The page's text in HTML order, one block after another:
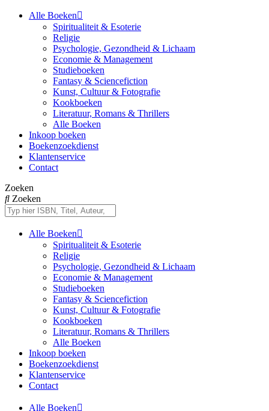
Alle Boeken
Spiritualiteit & Esoterie
Religie
Psychologie, Gezondheid & Lichaam
Economie & Management
Studieboeken
Fantasy & Sciencefiction
Kunst, Cultuur & Fotografie
Kookboeken
Literatuur, Romans & Thrillers
Alle Boeken
Inkoop boeken
Boekenzoekdienst
Klantenservice
Contact
Zoeken
Zoeken
Alle Boeken
Spiritualiteit & Esoterie
Religie
Psychologie, Gezondheid & Lichaam
Economie & Management
Studieboeken
Fantasy & Sciencefiction
Kunst, Cultuur & Fotografie
Kookboeken
Literatuur, Romans & Thrillers
Alle Boeken
Inkoop boeken
Boekenzoekdienst
Klantenservice
Contact
Alle Boeken